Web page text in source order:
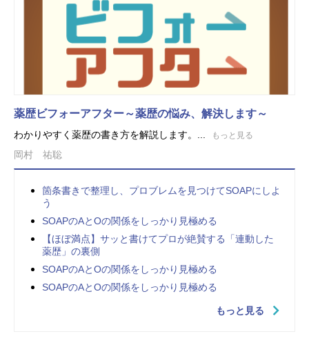
薬歴ビフォーアフター～薬歴の悩み、解決します～
わかりやすく薬歴の書き方を解説します。... もっと見る
岡村 祐聡
箇条書きで整理し、プロブレムを見つけてSOAPにしよ
う
SOAPのAとOの関係をしっかり見極める
【ほぼ満点】サッと書けてプロが絶賛する「連動した
薬歴」の裏側
SOAPのAとOの関係をしっかり見極める
SOAPのAとOの関係をしっかり見極める
もっと見る